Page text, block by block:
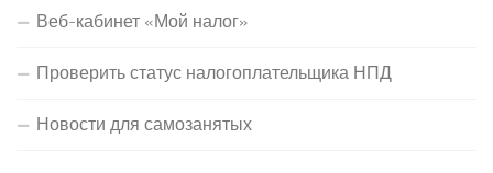
Веб-кабинет «Мой налог»
Проверить статус налогоплательщика НПД
Новости для самозанятых